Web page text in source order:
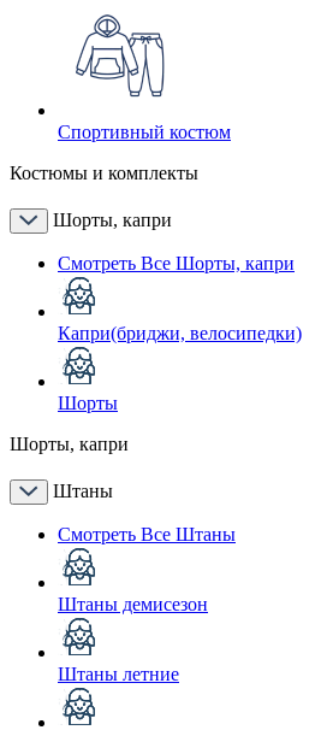
Спортивный костюм
Костюмы и комплекты
Шорты, капри
Смотреть Все Шорты, капри
Капри(бриджи, велосипедки)
Шорты
Шорты, капри
Штаны
Смотреть Все Штаны
Штаны демисезон
Штаны летние